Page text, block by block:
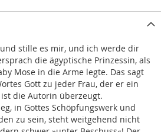
stille es mir, und ich werde dir
die ägyptische Prinzessin, als
Mose in die Arme legte. Das sagt
Gott zu jeder Frau, der er ein
die Autorin überzeugt.
in Gottes Schöpfungswerk und
zu sein, steht weitgehend nicht